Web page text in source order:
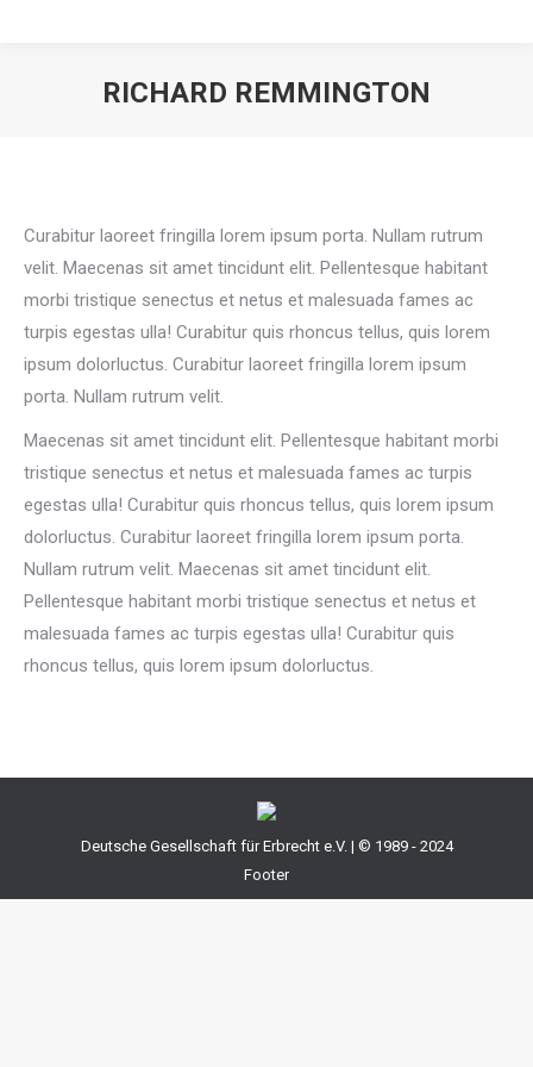
RICHARD REMMINGTON
Curabitur laoreet fringilla lorem ipsum porta. Nullam rutrum
velit. Maecenas sit amet tincidunt elit. Pellentesque habitant
morbi tristique senectus et netus et malesuada fames ac
turpis egestas ulla! Curabitur quis rhoncus tellus, quis lorem
ipsum dolorluctus. Curabitur laoreet fringilla lorem ipsum
porta. Nullam rutrum velit.
Maecenas sit amet tincidunt elit. Pellentesque habitant morbi
tristique senectus et netus et malesuada fames ac turpis
egestas ulla! Curabitur quis rhoncus tellus, quis lorem ipsum
dolorluctus. Curabitur laoreet fringilla lorem ipsum porta.
Nullam rutrum velit. Maecenas sit amet tincidunt elit.
Pellentesque habitant morbi tristique senectus et netus et
malesuada fames ac turpis egestas ulla! Curabitur quis
rhoncus tellus, quis lorem ipsum dolorluctus.
Deutsche Gesellschaft für Erbrecht e.V. | © 1989 - 2024
Footer